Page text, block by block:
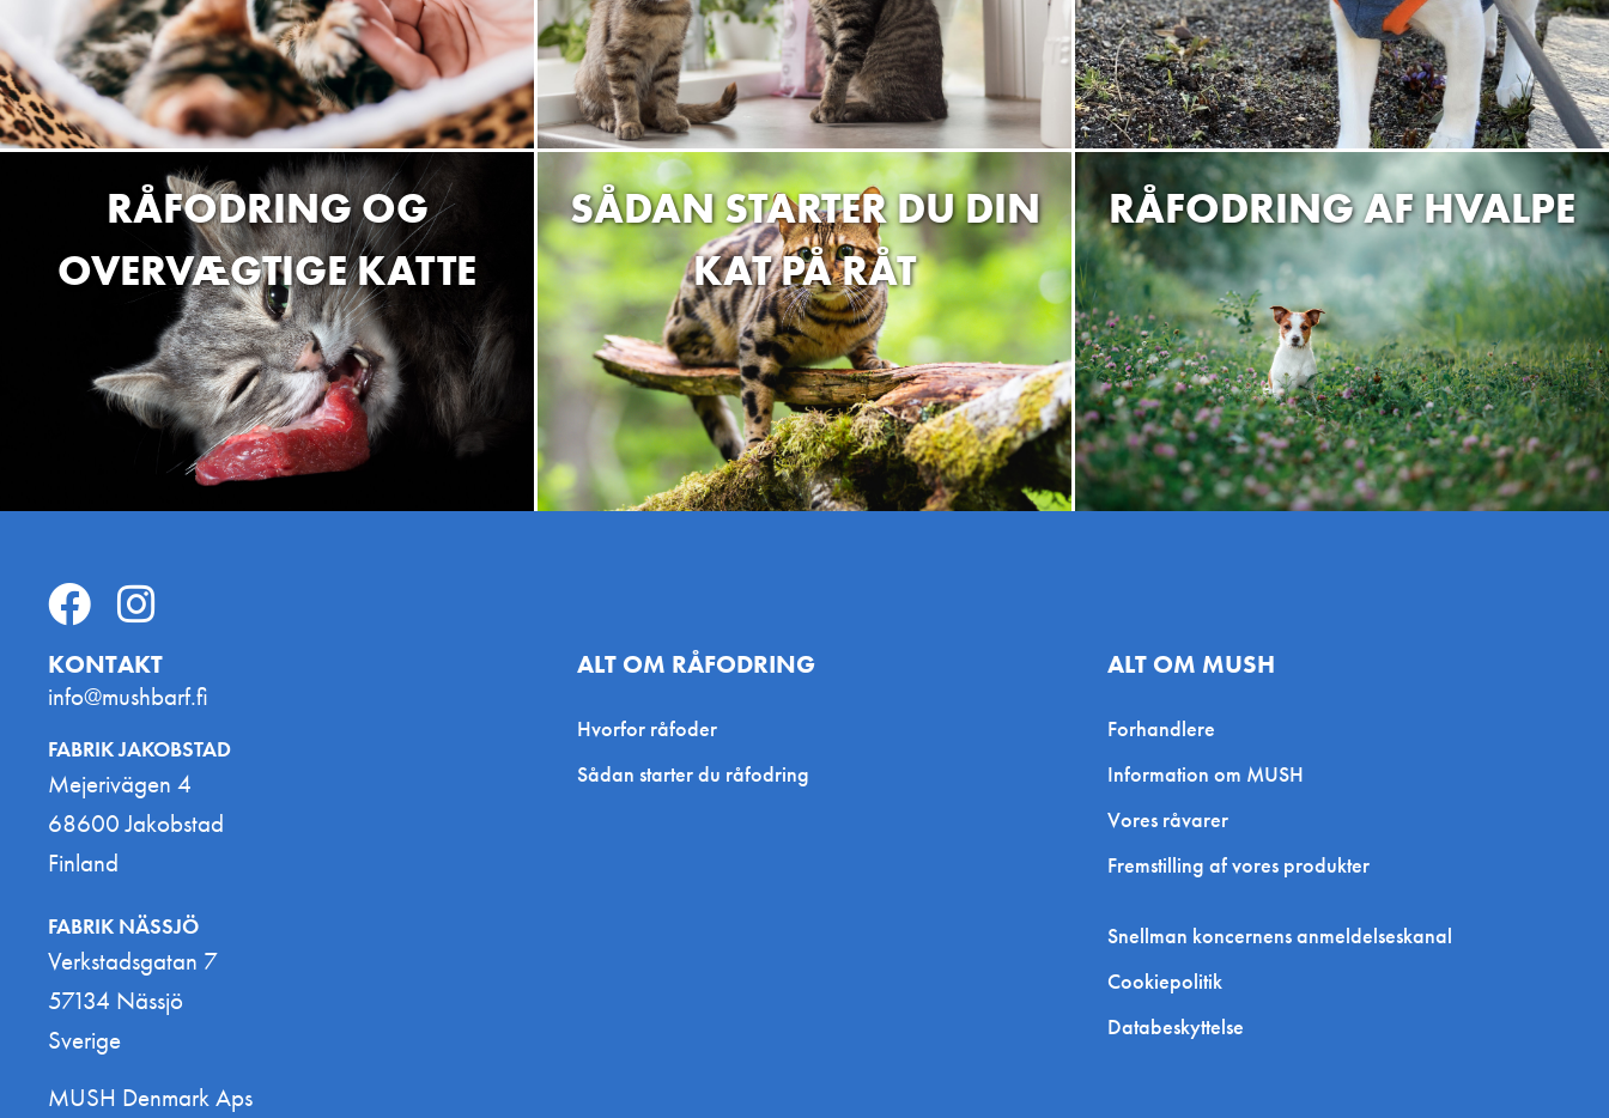
RÅFODRING OG
OVERVÆGTIGE KATTE
SÅDAN STARTER DU DIN
KAT PÅ RÅT
RÅFODRING AF HVALPE
KONTAKT
info@mushbarf.fi
FABRIK JAKOBSTAD
Mejerivägen 4
68600 Jakobstad
Finland
FABRIK NÄSSJÖ
Verkstadsgatan 7
57134 Nässjö
Sverige
MUSH Denmark Aps
ALT OM RÅFODRING
Hvorfor råfoder
Sådan starter du råfodring
ALT OM MUSH
Forhandlere
Information om MUSH
Vores råvarer
Fremstilling af vores produkter
Snellman koncernens anmeldelseskanal
Cookiepolitik
Databeskyttelse